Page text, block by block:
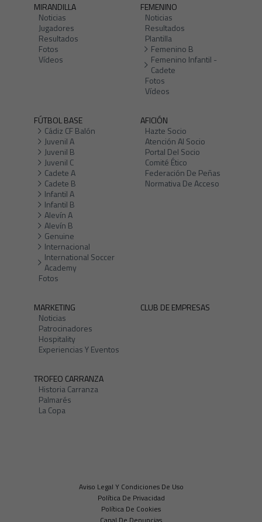
MIRANDILLA
Noticias
Jugadores
Resultados
Fotos
Vídeos
FEMENINO
Noticias
Resultados
Plantilla
Femenino B
Femenino Infantil -
Cadete
Fotos
Vídeos
FÚTBOL BASE
Cádiz CF Balón
Juvenil A
Juvenil B
Juvenil C
Cadete A
Cadete B
Infantil A
Infantil B
Alevín A
Alevín B
Genuine
Internacional
International Soccer
Academy
Fotos
AFICIÓN
Hazte Socio
Atención Al Socio
Portal Del Socio
Comité Ético
Federación De Peñas
Normativa De Acceso
MARKETING
Noticias
Patrocinadores
Hospitality
Experiencias Y Eventos
CLUB DE EMPRESAS
TROFEO CARRANZA
Historia Carranza
Palmarés
La Copa
Aviso Legal Y Condiciones De Uso
Política De Privacidad
Política De Cookies